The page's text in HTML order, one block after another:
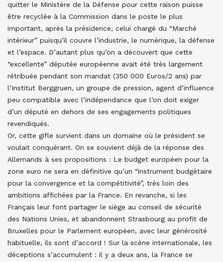
quitter le Ministère de la Défense pour cette raison puisse
être recyclée à la Commission dans le poste le plus
important, après la présidence, celui chargé du “Marché
intérieur” puisqu’il couvre l’industrie, le numérique, la défense
et l’espace. D’autant plus qu’on a découvert que cette
“excellente” députée européenne avait été très largement
rétribuée pendant son mandat (350 000 Euros/2 ans) par
l’Institut Berggruen, un groupe de pression, agent d’influence
peu compatible avec l’indépendance que l’on doit exiger
d’un député en dehors de ses engagements politiques
revendiqués.
Or, cette gifle survient dans un domaine où le président se
voulait conquérant. On se souvient déjà de la réponse des
Allemands à ses propositions : Le budget européen pour la
zone euro ne sera en définitive qu’un “instrument budgétaire
pour la convergence et la compétitivité”, très loin des
ambitions affichées par la France. En revanche, si les
Français leur font partager le siège au conseil de sécurité
des Nations Unies, et abandonnent Strasbourg au profit de
Bruxelles pour le Parlement européen, avec leur générosité
habituelle, ils sont d’accord ! Sur la scène internationale, les
déceptions s’accumulent : il y a deux ans, la France se